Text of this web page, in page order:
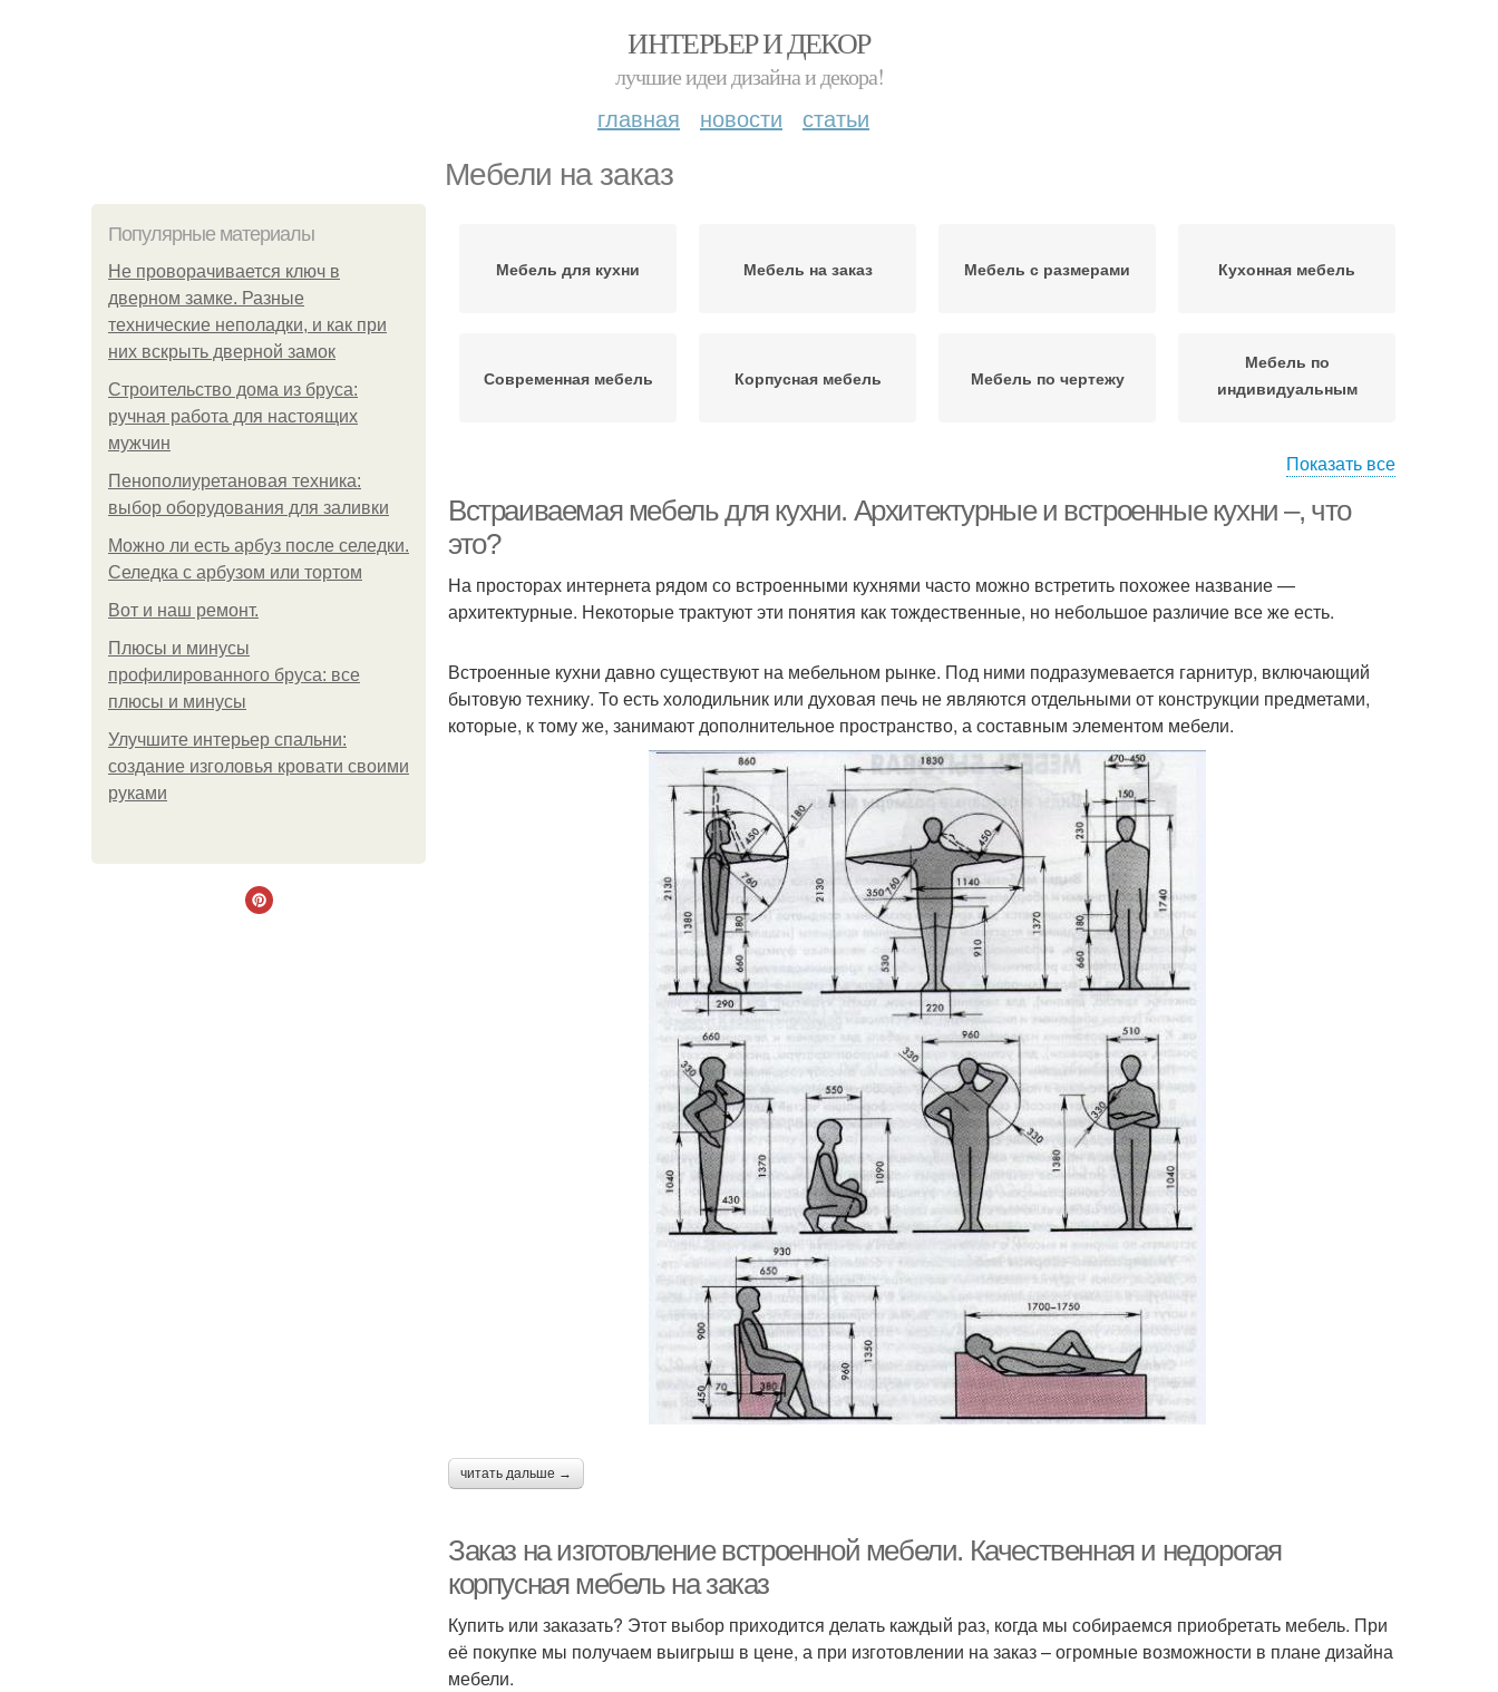
ИНТЕРЬЕР И ДЕКОР
лучшие идеи дизайна и декора!
главная новости статьи
Мебели на заказ
Популярные материалы
Не проворачивается ключ в
дверном замке. Разные
технические неполадки, и как при
них вскрыть дверной замок
Строительство дома из бруса:
ручная работа для настоящих
мужчин
Пенополиуретановая техника:
выбор оборудования для заливки
Можно ли есть арбуз после селедки.
Селедка с арбузом или тортом
Boт и наш ремoнт.
Плюсы и минусы
профилированного бруса: все
плюсы и минусы
Улучшите интерьер спальни:
создание изголовья кровати своими
руками
Мебель для кухни Мебель на заказ Мебель с размерами Кухонная мебель
Современная мебель Корпусная мебель Мебель по чертежу
Мебель по
индивидуальным
производителя
производителя
Индивидуальная
мебель
Мебели для спальной Мебель для спальни Индивидуальный заказ Мебель от фабрики
Каркасная мебель
индивидуальным
Мебель по
индивидуальным
Показать все
Встраиваемая мебель для кухни. Архитектурные и встроенные кухни –, что
это?
На просторах интернета рядом со встроенными кухнями часто можно встретить похожее название —
архитектурные. Некоторые трактуют эти понятия как тождественные, но небольшое различие все же есть.
Встроенные кухни давно существуют на мебельном рынке. Под ними подразумевается гарнитур, включающий
бытовую технику. То есть холодильник или духовая печь не являются отдельными от конструкции предметами,
которые, к тому же, занимают дополнительное пространство, а составным элементом мебели.
читать дальше →
Заказ на изготовление встроенной мебели. Качественная и недорогая
корпусная мебель на заказ
Купить или заказать? Этот выбор приходится делать каждый раз, когда мы собираемся приобретать мебель. При
её покупке мы получаем выигрыш в цене, а при изготовлении на заказ – огромные возможности в плане дизайна
мебели.